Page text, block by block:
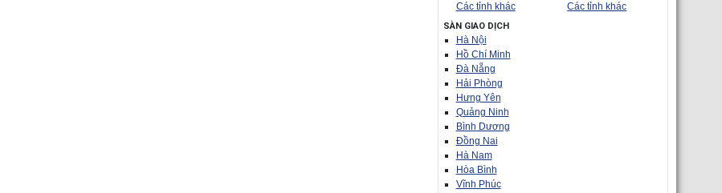
Các tỉnh khác
Các tỉnh khác
SÀN GIAO DỊCH
Hà Nội
Hồ Chí Minh
Đà Nẵng
Hải Phòng
Hưng Yên
Quảng Ninh
Bình Dương
Đồng Nai
Hà Nam
Hòa Bình
Vĩnh Phúc